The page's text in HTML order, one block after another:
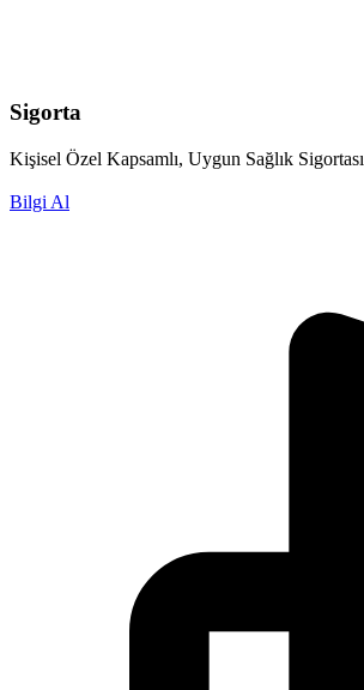
Sigorta
Kişisel Özel Kapsamlı, Uygun Sağlık Sigortası
Bilgi Al